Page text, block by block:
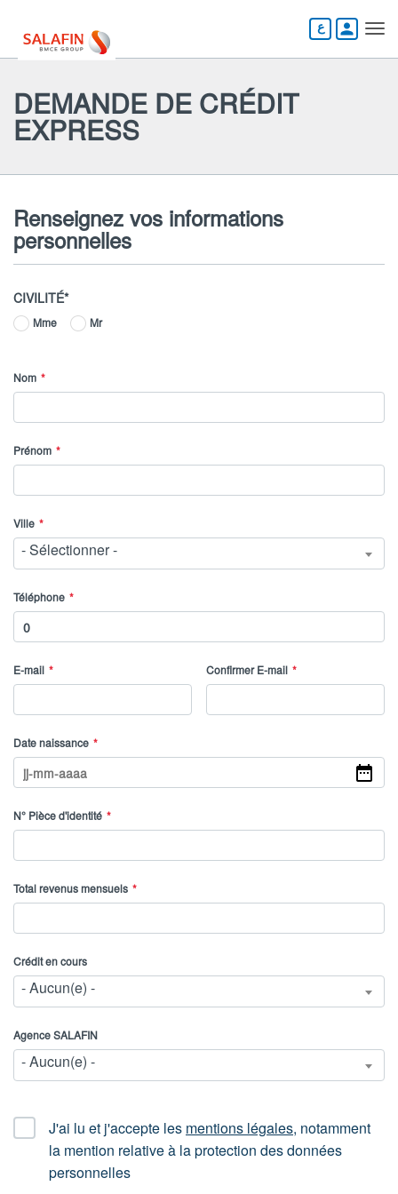
contenu
principal
person
DEMANDE DE CRÉDIT
EXPRESS
Renseignez vos informations
personnelles
CIVILITÉ
Mme Mr
Nom
Prénom
Ville
- Sélectionner -
Téléphone
E-mail Confirmer E-mail
Date naissance
N° Pièce d'identité
Total revenus mensuels
Crédit en cours
- Aucun(e) -
Agence SALAFIN
- Aucun(e) -
J'ai lu et j'accepte les mentions légales, notamment
la mention relative à la protection des données
personnelles